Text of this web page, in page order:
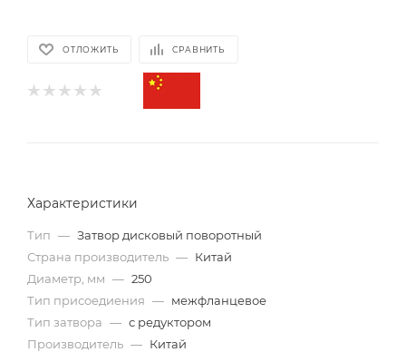
ОТЛОЖИТЬ СРАВНИТЬ
Характеристики
Тип — Затвор дисковый поворотный
Страна производитель — Китай
Диаметр, мм — 250
Тип присоедиения — межфланцевое
Тип затвора — с редуктором
Производитель — Китай